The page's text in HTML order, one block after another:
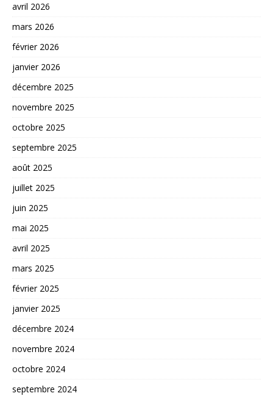
avril 2026
mars 2026
février 2026
janvier 2026
décembre 2025
novembre 2025
octobre 2025
septembre 2025
août 2025
juillet 2025
juin 2025
mai 2025
avril 2025
mars 2025
février 2025
janvier 2025
décembre 2024
novembre 2024
octobre 2024
septembre 2024